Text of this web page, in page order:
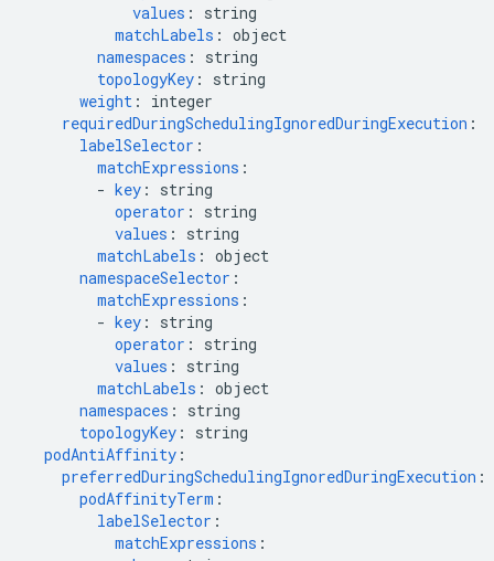
values :
string
matchLabels : object
namespaces :
string
topologyKey :
string
weight :
integer
requiredDuringSchedulingIgnoredDuringExecution :
labelSelector :
matchExpressions :
- key :
string
operator :
string
values :
string
matchLabels : object
namespaceSelector :
matchExpressions :
- key :
string
operator :
string
values :
string
matchLabels : object
namespaces :
string
topologyKey :
string
podAntiAffinity :
preferredDuringSchedulingIgnoredDuringExecution :
podAffinityTerm :
labelSelector :
matchExpressions :